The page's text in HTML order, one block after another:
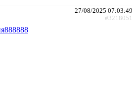
27/08/2025 07:03:49
#3218051